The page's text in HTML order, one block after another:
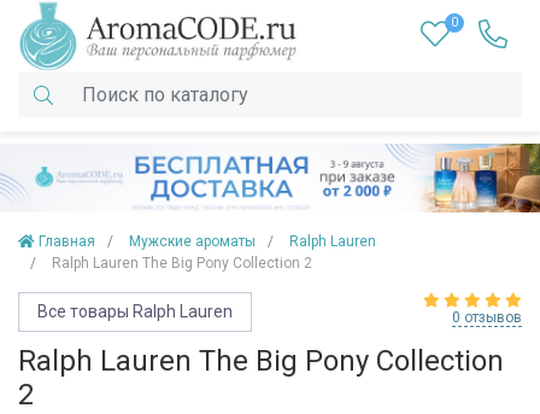
0
Главная Мужские ароматы
Ralph Lauren
Ralph Lauren The Big Pony Collection 2
Все товары Ralph Lauren 0 отзывов
Ralph Lauren The Big Pony Collection
2